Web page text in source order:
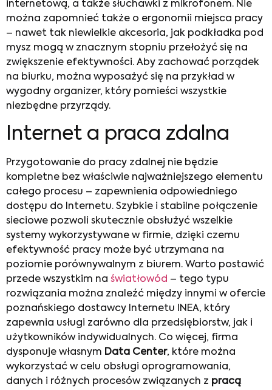
internetową, a także słuchawki z mikrofonem. Nie
można zapomnieć także o ergonomii miejsca pracy
– nawet tak niewielkie akcesoria, jak podkładka pod
mysz mogą w znacznym stopniu przełożyć się na
zwiększenie efektywności. Aby zachować porządek
na biurku, można wyposażyć się na przykład w
wygodny organizer, który pomieści wszystkie
niezbędne przyrządy.
Internet a praca zdalna
Przygotowanie do pracy zdalnej nie będzie
kompletne bez właściwie najważniejszego elementu
całego procesu – zapewnienia odpowiedniego
dostępu do Internetu. Szybkie i stabilne połączenie
sieciowe pozwoli skutecznie obsłużyć wszelkie
systemy wykorzystywane w firmie, dzięki czemu
efektywność pracy może być utrzymana na
poziomie porównywalnym z biurem. Warto postawić
przede wszystkim na światłowód – tego typu
rozwiązania można znaleźć między innymi w ofercie
poznańskiego dostawcy Internetu INEA, który
zapewnia usługi zarówno dla przedsiębiorstw, jak i
użytkowników indywidualnych. Co więcej, firma
dysponuje własnym Data Center, które można
wykorzystać w celu obsługi oprogramowania,
danych i różnych procesów związanych z pracą